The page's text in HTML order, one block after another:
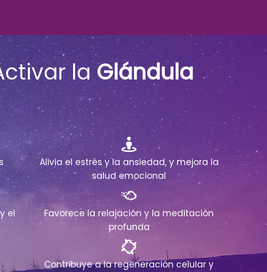
laGlándula
Alivia el estrés y la ansiedad, y mejora la
salud emocional
el
Favorece la relajación y la meditación
profunda
Contribuye a la regeneración celular y